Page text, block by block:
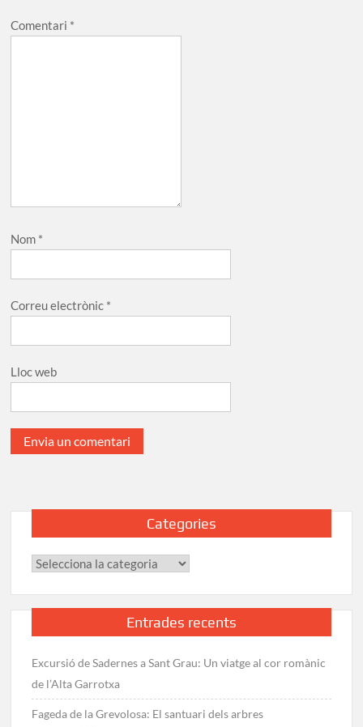
Comentari *
Nom *
Correu electrònic *
Lloc web
Categories
Categories
Entrades recents
Excursió de Sadernes a Sant Grau: Un viatge al cor romànic
de l’Alta Garrotxa
Fageda de la Grevolosa: El santuari dels arbres